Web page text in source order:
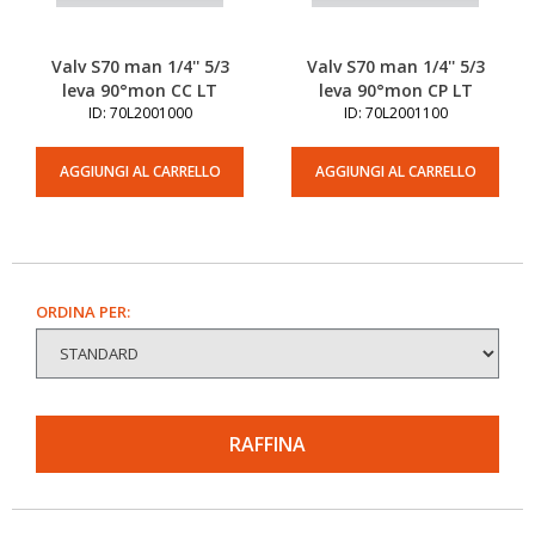
Valv S70 man 1/4'' 5/3
leva 90°mon CC LT
ID: 70L2001000
AGGIUNGI AL CARRELLO
Valv S70 man 1/4'' 5/3
leva 90°mon CP LT
ID: 70L2001100
AGGIUNGI AL CARRELLO
ORDINA PER:
RAFFINA